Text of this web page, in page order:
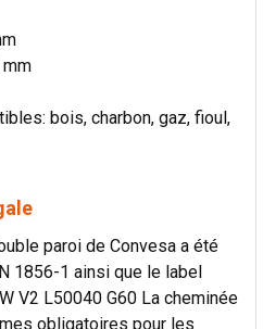
bois, charbon, gaz, fioul,
paroi de Convesa a été
1856-1 ainsi que le label
V2 L50040 G60 La cheminée
obligatoires pour les